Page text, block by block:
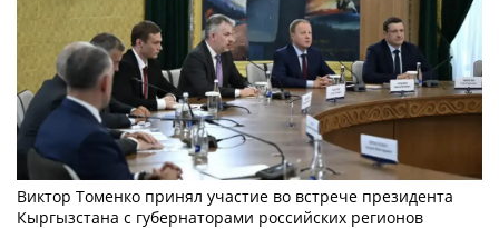
Виктор Томенко принял участие во встрече президента
Кыргызстана с губернаторами российских регионов